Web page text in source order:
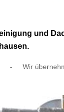
und
- Wir